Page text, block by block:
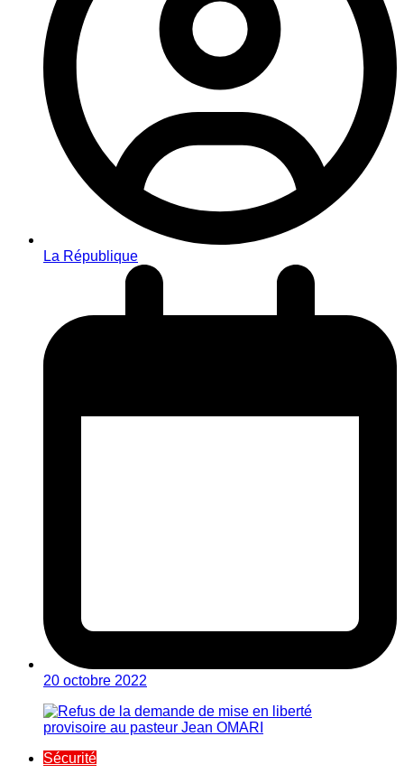
La République
20 octobre 2022
Sécurité